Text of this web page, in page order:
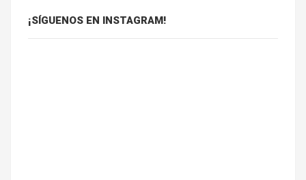
¡SÍGUENOS EN INSTAGRAM!